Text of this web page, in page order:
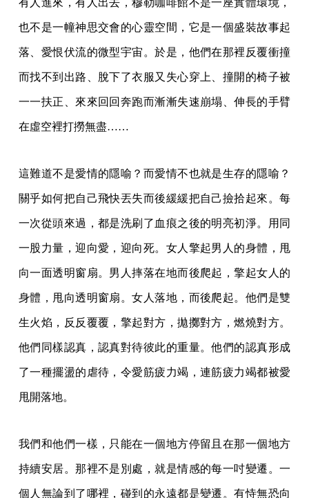
有人進來，有人出去，穆勒咖啡館不是一座實體環境，
也不是一幢神思交會的心靈空間，它是一個盛裝故事起
落、愛恨伏流的微型宇宙。於是，他們在那裡反覆衝撞
而找不到出路、脫下了衣服又失心穿上、撞開的椅子被
一一扶正、來來回回奔跑而漸漸失速崩塌、伸長的手臂
在虛空裡打撈無盡……
這難道不是愛情的隱喻？而愛情不也就是生存的隱喻？
關乎如何把自己飛快丟失而後緩緩把自己撿拾起來。每
一次從頭來過，都是洗刷了血痕之後的明亮初淨。用同
一股力量，迎向愛，迎向死。女人擎起男人的身體，甩
向一面透明窗扇。男人摔落在地而後爬起，擎起女人的
身體，甩向透明窗扇。女人落地，而後爬起。他們是雙
生火焰，反反覆覆，擎起對方，拋擲對方，燃燒對方。
他們同樣認真，認真對待彼此的重量。他們的認真形成
了一種擺盪的虐待，令愛筋疲力竭，連筋疲力竭都被愛
甩開落地。
我們和他們一樣，只能在一個地方停留且在那一個地方
持續安居。那裡不是別處，就是情感的每一吋變遷。一
個人無論到了哪裡，碰到的永遠都是變遷。有恃無恐向